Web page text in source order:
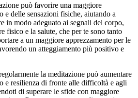
può favorire una maggiore
e delle sensazioni fisiche, aiutando a
in modo adeguato ai segnali del corpo,
fisico e la salute, che per te sono tanto
a un maggiore apprezzamento per le
un atteggiamento più positivo e
la meditazione può aumentare
e resilienza di fronte alle difficoltà e agli
di superare le sfide con maggiore